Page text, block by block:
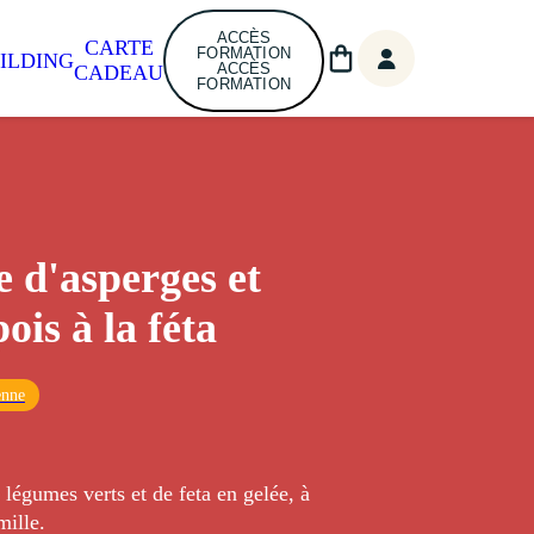
CARTE
CADEAU
ACCÈS
FORMATION
ACCÈS
FORMATION
d'asperges et
à la féta
verts et de feta en gelée, à